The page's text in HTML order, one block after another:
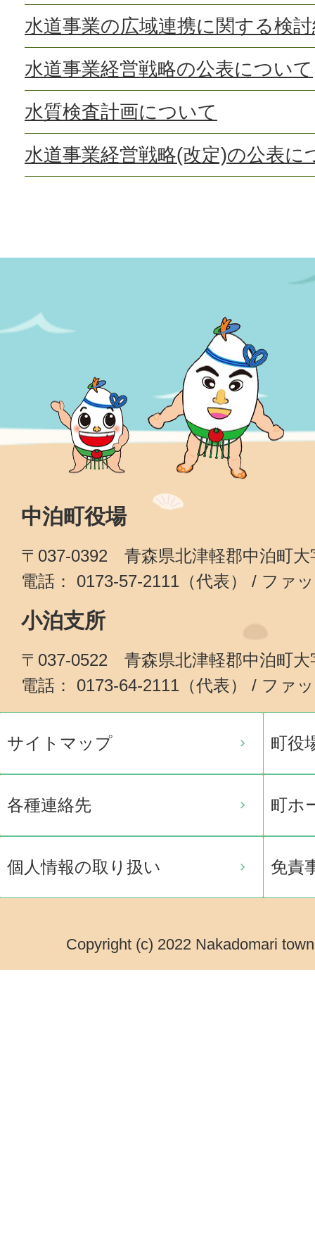
水道事業の広域連携に関する検
水道事業経営戦略の公表について
水質検査計画について
水道事業経営戦略(改定)の公表に
中泊町役場
〒037-0392 青森県北津軽郡中泊町大
電話： 0173-57-2111（代表） / ファ
小泊支所
〒037-0522 青森県北津軽郡中泊町大
電話： 0173-64-2111（代表） / ファ
サイトマップ 町役
各種連絡先 町ホ
個人情報の取り扱い 免責
Copyright (c) 2022 Nakadomari